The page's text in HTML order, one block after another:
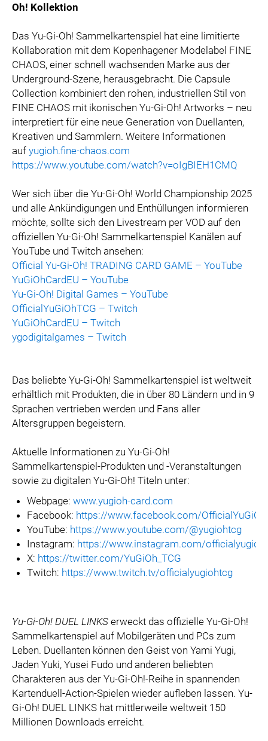
Oh! Kollektion
Das Yu-Gi-Oh! Sammelkartenspiel hat eine limitierte
Kollaboration mit dem Kopenhagener Modelabel FINE
CHAOS, einer schnell wachsenden Marke aus der
Underground-Szene, herausgebracht. Die Capsule
Collection kombiniert den rohen, industriellen Stil von
FINE CHAOS mit ikonischen Yu-Gi-Oh! Artworks – neu
interpretiert für eine neue Generation von Duellanten,
Kreativen und Sammlern. Weitere Informationen
auf yugioh.fine-chaos.com
https://www.youtube.com/watch?v=oIgBIEH1CMQ
Wer sich über die Yu-Gi-Oh! World Championship 2025
und alle Ankündigungen und Enthüllungen informieren
möchte, sollte sich den Livestream per VOD auf den
offiziellen Yu-Gi-Oh! Sammelkartenspiel Kanälen auf
YouTube und Twitch ansehen:
Official Yu-Gi-Oh! TRADING CARD GAME – YouTube
YuGiOhCardEU – YouTube
Yu-Gi-Oh! Digital Games – YouTube
OfficialYuGiOhTCG – Twitch
YuGiOhCardEU – Twitch
ygodigitalgames – Twitch
Das beliebte Yu-Gi-Oh! Sammelkartenspiel ist weltweit
erhältlich mit Produkten, die in über 80 Ländern und in 9
Sprachen vertrieben werden und Fans aller
Altersgruppen begeistern.
Aktuelle Informationen zu Yu-Gi-Oh!
Sammelkartenspiel-Produkten und -Veranstaltungen
sowie zu digitalen Yu-Gi-Oh! Titeln unter:
Webpage: www.yugioh-card.com
Facebook: https://www.facebook.com/
YouTube: https://www.youtube.com/@yugiohtcg
Instagram: https://www.instagram.com/
X: https://twitter.com/YuGiOh_TCG
Twitch: https://www.twitch.tv/officialyugiohtcg
Yu-Gi-Oh! DUEL LINKS erweckt das offizielle Yu-Gi-Oh!
Sammelkartenspiel auf Mobilgeräten und PCs zum
Leben. Duellanten können den Geist von Yami Yugi,
Jaden Yuki, Yusei Fudo und anderen beliebten
Charakteren aus der Yu-Gi-Oh!-Reihe in spannenden
Kartenduell-Action-Spielen wieder aufleben lassen. Yu-
Gi-Oh! DUEL LINKS hat mittlerweile weltweit 150
Millionen Downloads erreicht.